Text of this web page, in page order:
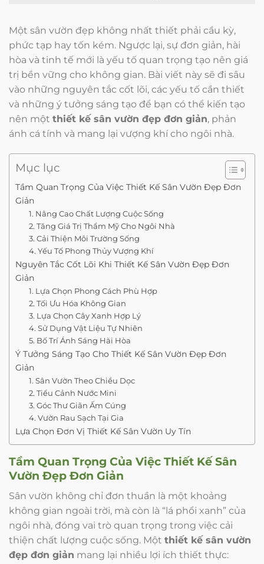
Một sân vườn đẹp không nhất thiết phải cầu kỳ,
phức tạp hay tốn kém. Ngược lại, sự đơn giản, hài
hòa và tinh tế mới là yếu tố quan trọng tạo nên giá
trị bền vững cho không gian. Bài viết này sẽ đi sâu
vào những nguyên tắc cốt lõi, các yếu tố cần thiết
và những ý tưởng sáng tạo để bạn có thể kiến tạo
nên một thiết kế sân vườn đẹp đơn giản, phản
ánh cá tính và mang lại vượng khí cho ngôi nhà.
Mục lục
Tầm Quan Trọng Của Việc Thiết Kế Sân Vườn Đẹp Đơn
Giản
1. Nâng Cao Chất Lượng Cuộc Sống
2. Tăng Giá Trị Thẩm Mỹ Cho Ngôi Nhà
3. Cải Thiện Môi Trường Sống
4. Yếu Tố Phong Thủy Vượng Khí
Nguyên Tắc Cốt Lõi Khi Thiết Kế Sân Vườn Đẹp Đơn
Giản
1. Lựa Chọn Phong Cách Phù Hợp
2. Tối Ưu Hóa Không Gian
3. Lựa Chọn Cây Xanh Hợp Lý
4. Sử Dụng Vật Liệu Tự Nhiên
5. Bố Trí Ánh Sáng Hài Hòa
Ý Tưởng Sáng Tạo Cho Thiết Kế Sân Vườn Đẹp Đơn
Giản
1. Sân Vườn Theo Chiều Dọc
2. Tiểu Cảnh Nước Mini
3. Góc Thư Giãn Ấm Cúng
4. Vườn Rau Sạch Tại Gia
Lựa Chọn Đơn Vị Thiết Kế Sân Vườn Uy Tín
Tầm Quan Trọng Của Việc Thiết Kế Sân
Vườn Đẹp Đơn Giản
Sân vườn không chỉ đơn thuần là một khoảng
không gian ngoài trời, mà còn là “lá phổi xanh” của
ngôi nhà, đóng vai trò quan trọng trong việc cải
thiện chất lượng cuộc sống. Một thiết kế sân vườn
đẹp đơn giản mang lại nhiều lợi ích thiết thực: